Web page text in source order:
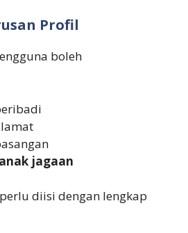
Profil
boleh
jagaan
diisi dengan lengkap